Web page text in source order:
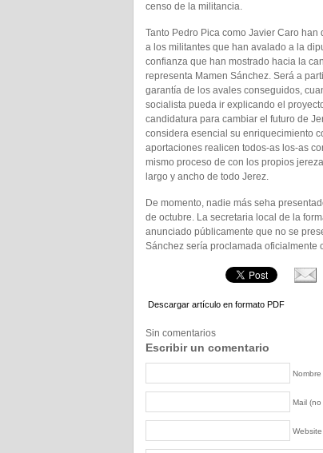
censo de la militancia.
Tanto Pedro Pica como Javier Caro han
a los militantes que han avalado a la
confianza que han mostrado hacia la
representa Mamen Sánchez. Será a
garantía de los avales conseguidos,
socialista pueda ir explicando el
candidatura para cambiar el futuro de
considera esencial su enriquecimiento
aportaciones realicen todos-as los-as
mismo proceso de con los propios
largo y ancho de todo Jerez.
De momento, nadie más seha
de octubre. La secretaria local de la
anunciado públicamente que no se
Sánchez sería proclamada oficialmente
Descargar artículo en formato PDF
Sin comentarios
Escribir un comentario
Mail
Website